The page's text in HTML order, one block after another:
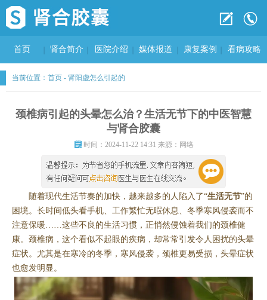
首页 肾合简介 医院介绍 媒体报道 康复案例 看病攻略
当前位置： 首页 - 肾阳虚怎么引起的
颈椎病引起的头晕怎么治？生活无节下的中医智慧
与肾合胶囊
时间：2024-11-22 14:31 来源：网络
随着现代生活节奏的加快，越来越多的人陷入了“生活无节”的
困境。长时间低头看手机、工作繁忙无暇休息、冬季寒风侵袭而不
注意保暖……这些不良的生活习惯，正悄然侵蚀着我们的颈椎健
康。颈椎病，这个看似不起眼的疾病，却常常引发令人困扰的头晕
症状。尤其是在寒冷的冬季，寒风侵袭，颈椎更易受损，头晕症状
也愈发明显。